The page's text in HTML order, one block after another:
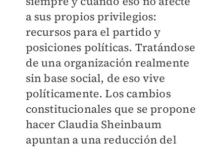
a sus propios privilegios:
recursos para el partido y
posiciones políticas. Tratándose
de una organización realmente
sin base social, de eso vive
políticamente. Los cambios
constitucionales que se propone
hacer Claudia Sheinbaum
apuntan a una reducción del